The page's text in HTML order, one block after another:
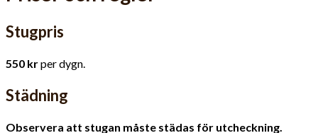
Stugpris
550 krper dygn.
Städning
Observera att stugan måste städas för utcheckning.